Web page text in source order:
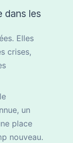
dans les
Elles
crises,
un
place
nouveau.